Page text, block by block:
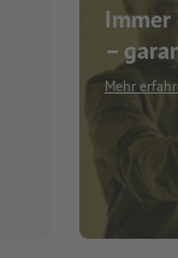
Immer
–
Mehr